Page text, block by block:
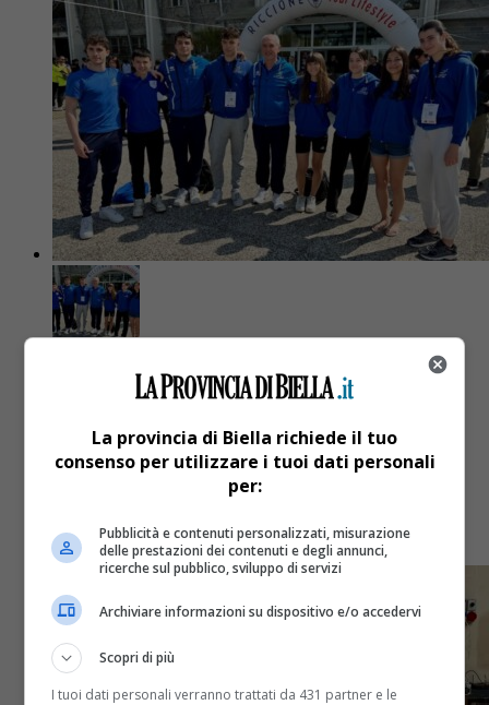
League
Riccione
La provincia di Biella richiede il tuo
consenso per utilizzare i tuoi dati personali
per:
Pubblicità e contenuti personalizzati, misurazione
delle prestazioni dei contenuti e degli annunci,
ricerche sul pubblico, sviluppo di servizi
Archiviare informazioni su dispositivo e/o accedervi
Scopri di più
I tuoi dati personali verranno trattati da 431 partner e le